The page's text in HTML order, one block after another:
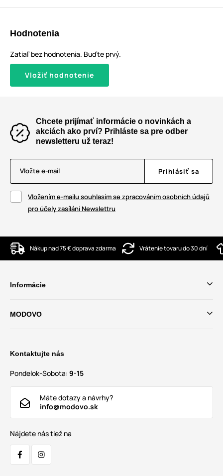
Hodnotenia
Zatiaľ bez hodnotenia. Buďte prvý.
Vložiť hodnotenie
Chcete prijímať informácie o novinkách a
akciách ako prví? Prihláste sa pre odber
newsletteru už teraz!
Vložte e-mail Prihlásiť sa
Vložením e-mailu souhlasím se zpracováním osobních údajů
pro účely zasílání Newslettru
Nákup nad 75 € doprava zdarma Vrátenie tovaru do 30 dní
Informácie
MODOVO
Kontaktujte nás
Pondelok-Sobota: 9-15
Máte dotazy a návrhy?
info@modovo.sk
Nájdete nás tiež na